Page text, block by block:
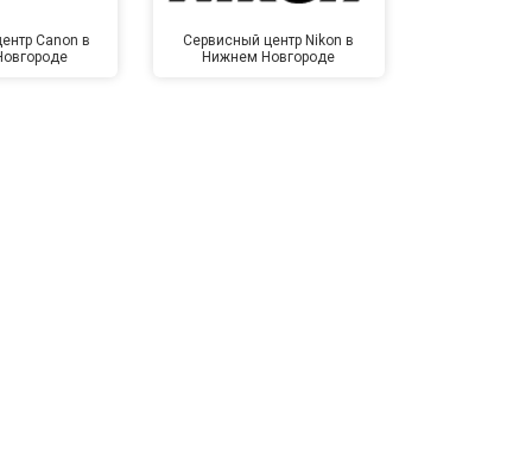
Canon в
Сервисный центр Nikon в
Нижнем Новгороде